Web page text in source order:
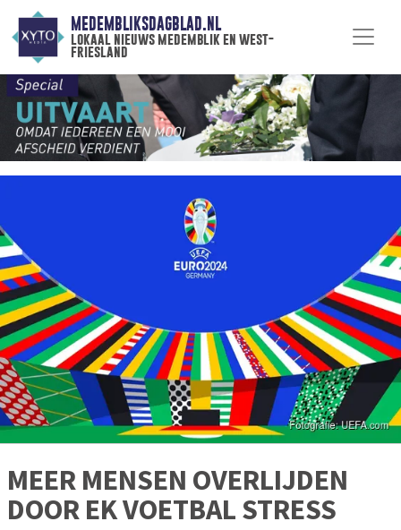
MEDEMBLIKSDAGBLAD.NL
lokaal nieuws medemblik en west-
friesland
MEER MENSEN OVERLIJDEN
DOOR EK VOETBAL STRESS